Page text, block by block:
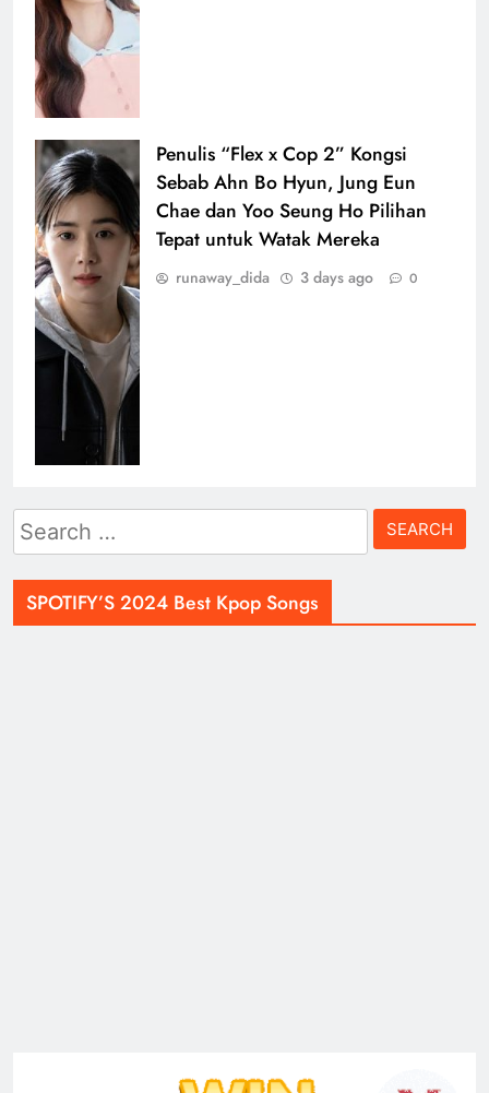
Penulis “Flex x Cop 2” Kongsi
Sebab Ahn Bo Hyun, Jung Eun
Chae dan Yoo Seung Ho Pilihan
Tepat untuk Watak Mereka
runaway_dida 3 days ago 0
Search
for:
SPOTIFY’S 2024 Best Kpop Songs